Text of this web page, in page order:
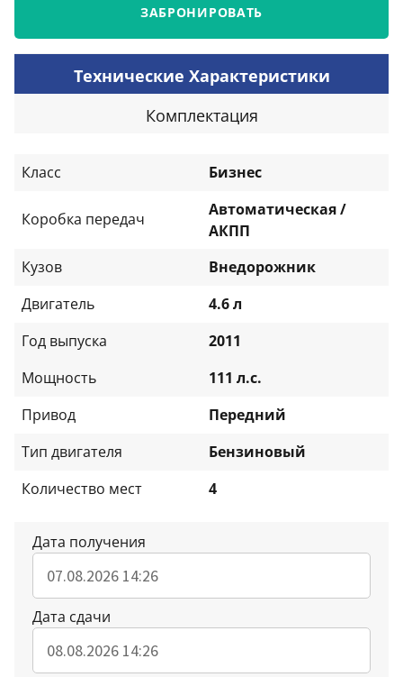
ЗАБРОНИРОВАТЬ
Технические Характеристики
Комплектация
Класс Бизнес
Коробка передач
Автоматическая /
АКПП
Кузов
Внедорожник
Двигатель
4.6 л
Год выпуска
2011
Мощность
111 л.с.
Привод
Передний
Тип двигателя
Бензиновый
Количество мест
4
Дата получения
Дата сдачи